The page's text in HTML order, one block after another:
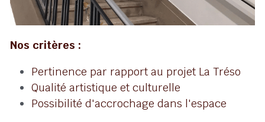
Nos critères :
Pertinence par rapport au projet La Tréso
Qualité artistique et culturelle
Possibilité d'accrochage dans l'espace